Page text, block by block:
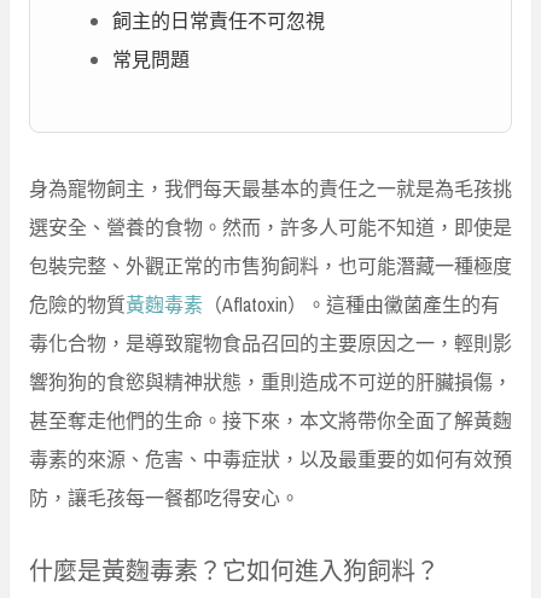
飼主的日常責任不可忽視
常見問題
身為寵物飼主，我們每天最基本的責任之一就是為毛孩挑
選安全、營養的食物。然而，許多人可能不知道，即使是
包裝完整、外觀正常的市售狗飼料，也可能潛藏一種極度
危險的物質黃麴毒素 （Aflatoxin）。這種由黴菌產生的有
毒化合物，是導致寵物食品召回的主要原因之一，輕則影
響狗狗的食慾與精神狀態，重則造成不可逆的肝臟損傷，
甚至奪走他們的生命。接下來，本文將帶你全面了解黃麴
毒素的來源、危害、中毒症狀，以及最重要的如何有效預
防，讓毛孩每一餐都吃得安心。
什麼是黃麴毒素？它如何進入狗飼料？